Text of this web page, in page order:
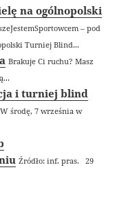
na ogólnopolski
– pod
Turniej Blind...
Brakuje Ci ruchu? Masz
i turniej blind
W środę, 7 września w
Źródło: inf. pras. 29